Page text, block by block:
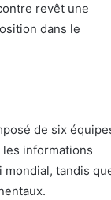
revêt une
dans le
de six
les informations
tandis